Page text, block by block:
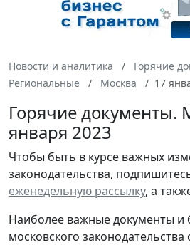
Новости и аналитика
Горячие
Региональные
Москва 17
Горячие документы.
января 2023
Чтобы быть в курсе важных
законодательства,
еженедельную рассылку, а
Наиболее важные документы и
московского законодательства